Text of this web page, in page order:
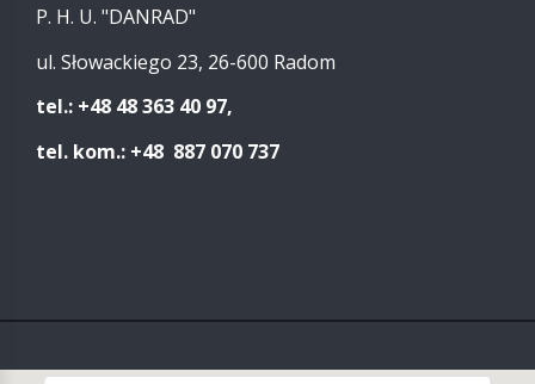
P. H. U. "DANRAD"
ul. Słowackiego 23, 26-600 Radom
tel.: +48 48 363 40 97,
tel. kom.: +48 887 070 737